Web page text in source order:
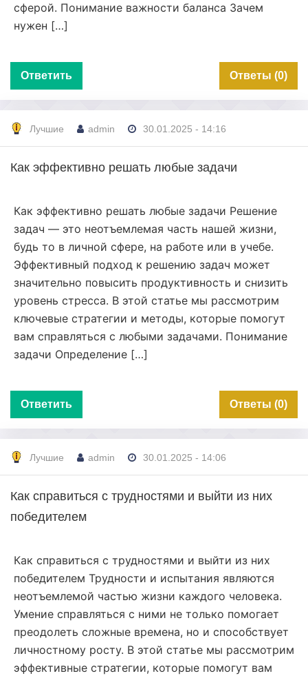
сферой. Понимание важности баланса Зачем
нужен […]
Ответить Ответы (0)
Лучшие admin 30.01.2025 - 14:16
Как эффективно решать любые задачи
Как эффективно решать любые задачи Решение
задач — это неотъемлемая часть нашей жизни,
будь то в личной сфере, на работе или в учебе.
Эффективный подход к решению задач может
значительно повысить продуктивность и снизить
уровень стресса. В этой статье мы рассмотрим
ключевые стратегии и методы, которые помогут
вам справляться с любыми задачами. Понимание
задачи Определение […]
Ответить Ответы (0)
Лучшие admin 30.01.2025 - 14:06
Как справиться с трудностями и выйти из них
победителем
Как справиться с трудностями и выйти из них
победителем Трудности и испытания являются
неотъемлемой частью жизни каждого человека.
Умение справляться с ними не только помогает
преодолеть сложные времена, но и способствует
личностному росту. В этой статье мы рассмотрим
эффективные стратегии, которые помогут вам